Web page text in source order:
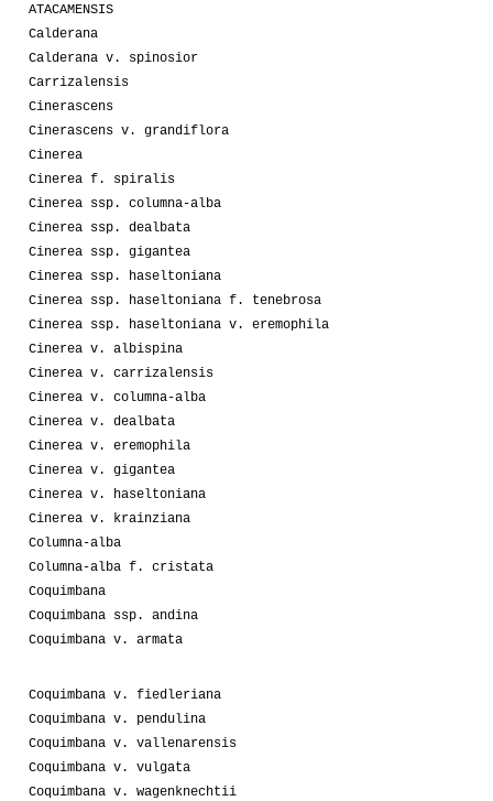
ATACAMENSIS
Calderana
Calderana v. spinosior
Carrizalensis
Cinerascens
Cinerascens v. grandiflora
Cinerea
Cinerea f. spiralis
Cinerea ssp. columna-alba
Cinerea ssp. dealbata
Cinerea ssp. gigantea
Cinerea ssp. haseltoniana
Cinerea ssp. haseltoniana f. tenebrosa
Cinerea ssp. haseltoniana v. eremophila
Cinerea v. albispina
Cinerea v. carrizalensis
Cinerea v. columna-alba
Cinerea v. dealbata
Cinerea v. eremophila
Cinerea v. gigantea
Cinerea v. haseltoniana
Cinerea v. krainziana
Columna-alba
Columna-alba f. cristata
Coquimbana
Coquimbana ssp. andina
Coquimbana v. armata
Coquimbana v. fiedleriana
Coquimbana v. pendulina
Coquimbana v. vallenarensis
Coquimbana v. vulgata
Coquimbana v. wagenknechtii